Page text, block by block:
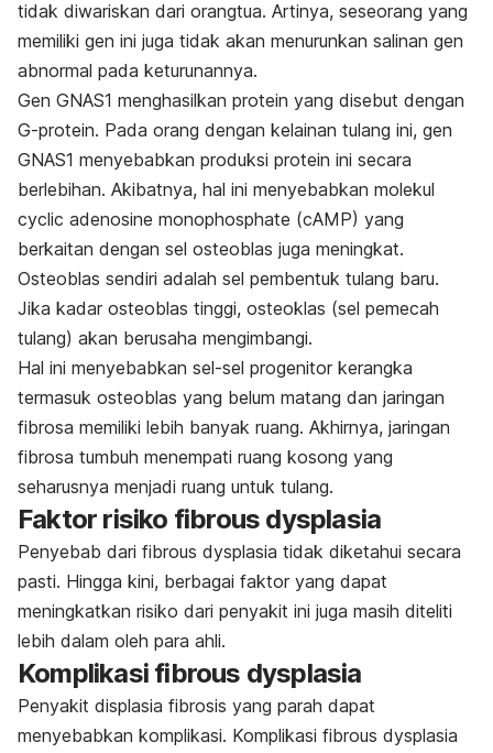
tidak diwariskan dari orangtua. Artinya, seseorang yang
memiliki gen ini juga tidak akan menurunkan salinan gen
abnormal pada keturunannya.
Gen GNAS1 menghasilkan protein yang disebut dengan
G-protein. Pada orang dengan kelainan tulang ini, gen
GNAS1 menyebabkan produksi protein ini secara
berlebihan. Akibatnya, hal ini menyebabkan molekul
cyclic adenosine monophosphate (cAMP) yang
berkaitan dengan sel osteoblas juga meningkat.
Osteoblas sendiri adalah sel pembentuk tulang baru.
Jika kadar osteoblas tinggi, osteoklas (sel pemecah
tulang) akan berusaha mengimbangi.
Hal ini menyebabkan sel-sel progenitor kerangka
termasuk osteoblas yang belum matang dan jaringan
fibrosa memiliki lebih banyak ruang. Akhirnya, jaringan
fibrosa tumbuh menempati ruang kosong yang
seharusnya menjadi ruang untuk tulang.
Faktor risiko fibrous dysplasia
Penyebab dari fibrous dysplasia tidak diketahui secara
pasti. Hingga kini, berbagai faktor yang dapat
meningkatkan risiko dari penyakit ini juga masih diteliti
lebih dalam oleh para ahli.
Komplikasi fibrous dysplasia
Penyakit displasia fibrosis yang parah dapat
menyebabkan komplikasi. Komplikasi fibrous dysplasia